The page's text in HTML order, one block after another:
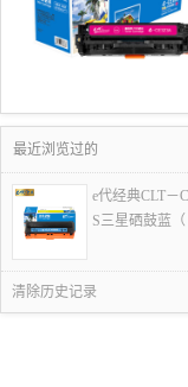
最近浏览过的
e代经典CLT－
S三星硒鼓蓝（
清除历史记录